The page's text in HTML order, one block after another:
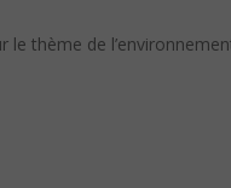
thème de